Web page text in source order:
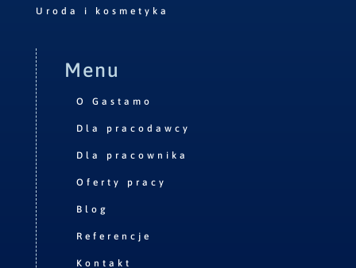
Uroda i kosmetyka
Menu
O Gastamo
Dla pracodawcy
Dla pracownika
Oferty pracy
Blog
Referencje
Kontakt